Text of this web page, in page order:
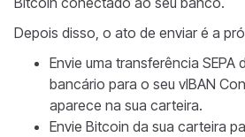
Depois disso, o ato de enviar é a
Envie uma transferência SEPA
bancário para o seu vIBAN
aparece na sua carteira.
Envie Bitcoin da sua carteira